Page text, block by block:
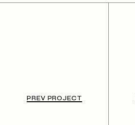
PREV PROJECT